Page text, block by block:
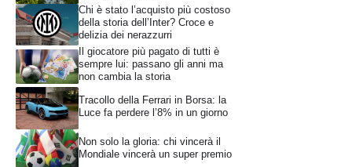
Chi è stato l’acquisto più costoso
della storia dell’Inter? Croce e
delizia dei nerazzurri
Il giocatore più pagato di tutti è
sempre lui: passano gli anni ma
non cambia la storia
Tracollo della Ferrari in Borsa: la
Luce fa perdere l’8% in un giorno
Non solo la gloria: chi vincerà il
Mondiale vincerà un super premio